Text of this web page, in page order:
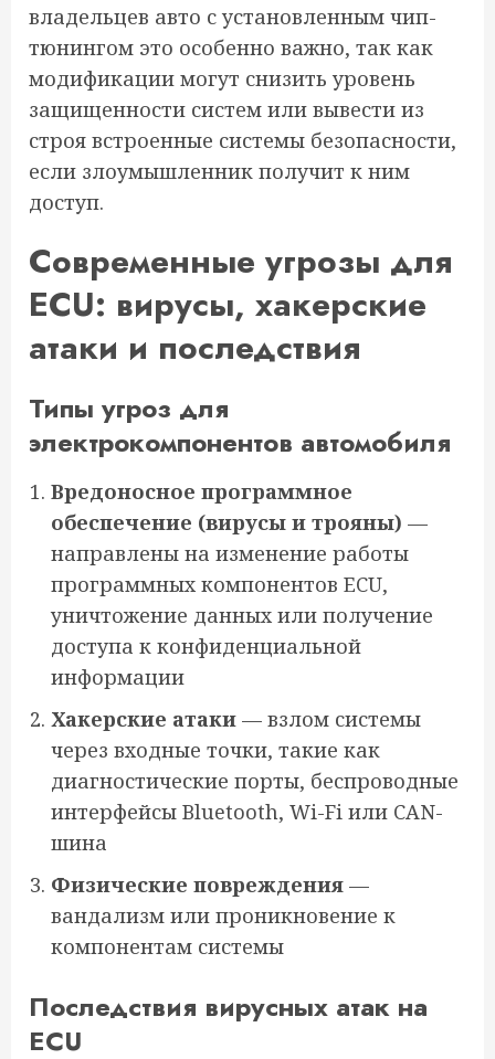
владельцев авто с установленным чип-
тюнингом это особенно важно, так как
модификации могут снизить уровень
защищенности систем или вывести из
строя встроенные системы безопасности,
если злоумышленник получит к ним
доступ.
Современные угрозы для
ECU: вирусы, хакерские
атаки и последствия
Типы угроз для
электрокомпонентов автомобиля
Вредоносное программное
обеспечение (вирусы и трояны) —
направлены на изменение работы
программных компонентов ECU,
уничтожение данных или получение
доступа к конфиденциальной
информации
Хакерские атаки — взлом системы
через входные точки, такие как
диагностические порты, беспроводные
интерфейсы Bluetooth, Wi-Fi или CAN-
шина
Физические повреждения —
вандализм или проникновение к
компонентам системы
Последствия вирусных атак на
ECU